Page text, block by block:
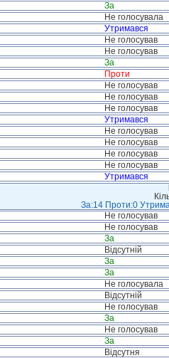
За
Не голосувала
Утримався
Не голосував
Не голосував
За
Проти
Не голосував
Не голосував
Не голосував
Утримався
Не голосував
Не голосував
Не голосував
Не голосував
Утримався
За:14 Проти:0
Не голосував
Не голосував
За
Відсутній
За
За
Не голосувала
Відсутній
Не голосував
За
Не голосував
За
Відсутня